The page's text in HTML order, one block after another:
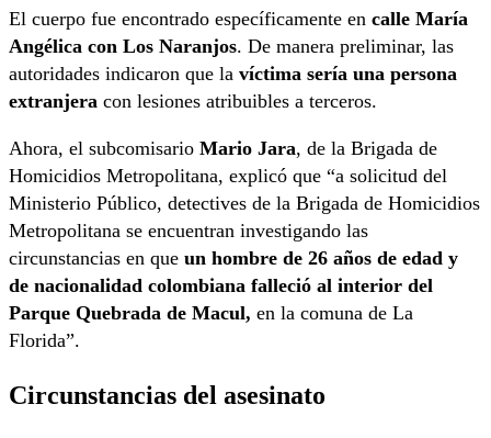
El cuerpo fue encontrado específicamente en calle María
Angélica con Los Naranjos. De manera preliminar, las
autoridades indicaron que la víctima sería una persona
extranjera con lesiones atribuibles a terceros.
Ahora, el subcomisario Mario Jara, de la Brigada de
Homicidios Metropolitana, explicó que “a solicitud del
Ministerio Público, detectives de la Brigada de Homicidios
Metropolitana se encuentran investigando las
circunstancias en que un hombre de 26 años de edad y
de nacionalidad colombiana falleció al interior del
Parque Quebrada de Macul, en la comuna de La
Florida”.
Circunstancias del asesinato